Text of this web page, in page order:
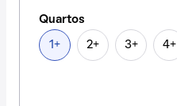
Quartos
1+ 2+ 3+ 4+